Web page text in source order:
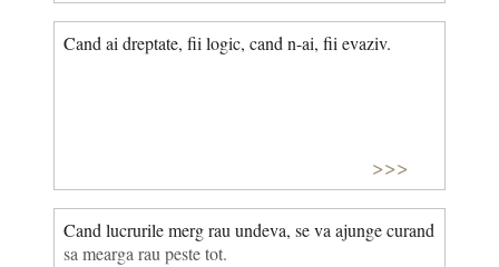
Cand ai dreptate, fii logic, cand n-ai, fii evaziv.
>>>
Cand lucrurile merg rau undeva, se va ajunge curand
sa mearga rau peste tot.